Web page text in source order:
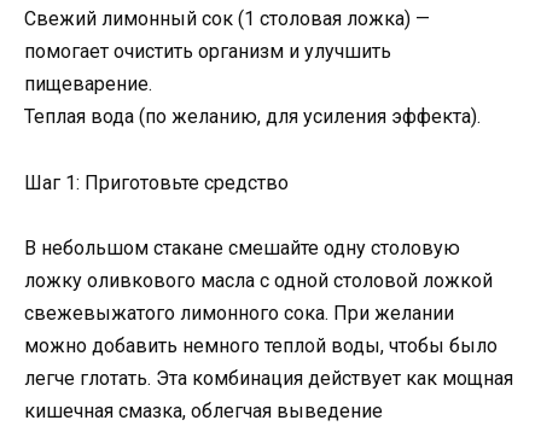
Свежий лимонный сок (1 столовая ложка) —
помогает очистить организм и улучшить
пищеварение.
Теплая вода (по желанию, для усиления эффекта).
Шаг 1: Приготовьте средство
В небольшом стакане смешайте одну столовую
ложку оливкового масла с одной столовой ложкой
свежевыжатого лимонного сока. При желании
можно добавить немного теплой воды, чтобы было
легче глотать. Эта комбинация действует как мощная
кишечная смазка, облегчая выведение